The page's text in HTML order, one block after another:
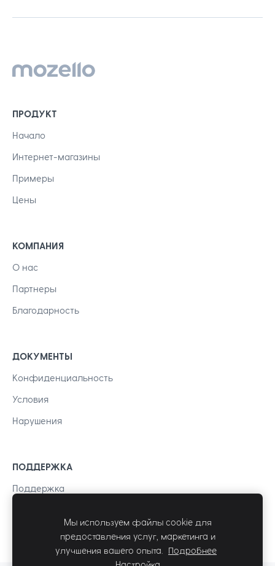
ПРОДУКТ
Начало
Интернет-магазины
Примеры
Цены
КОМПАНИЯ
О нас
Партнеры
Благодарность
ДОКУМЕНТЫ
Kонфиденциальность
Условия
Нарушения
ПОДДЕРЖКА
Поддержка
Мы используем файлы cookie для
предоставления услуг, маркетинга и
улучшения вашего опыта.
Подробнее